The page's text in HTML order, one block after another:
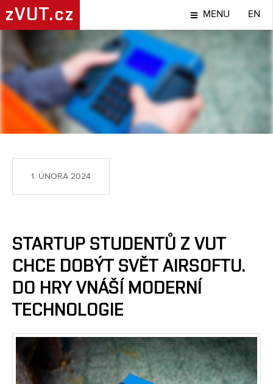
zVUT.cz MENU EN
NÁPADY A OBJEVY
1. ÚNORA 2024
STARTUP STUDENTŮ Z VUT
CHCE DOBÝT SVĚT AIRSOFTU.
DO HRY VNÁŠÍ MODERNÍ
TECHNOLOGIE